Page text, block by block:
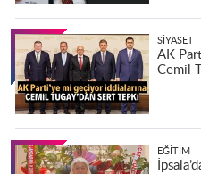
SIYASET
AK
Cemil
EĞITIM